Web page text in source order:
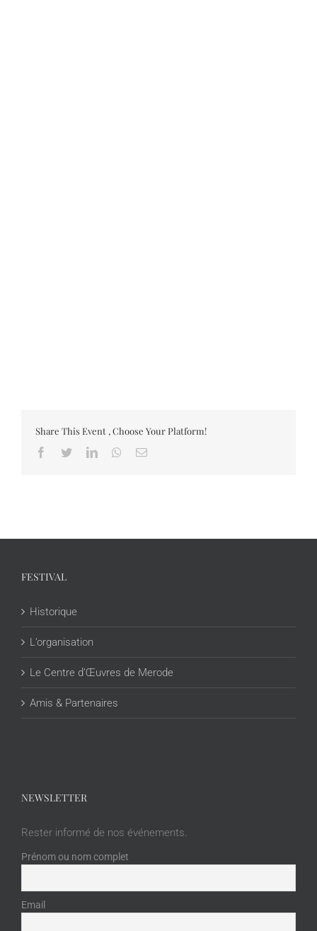
Share This Event , Choose Your Platform!
Facebook
TwitterLinkedInWhatsapp
Email
FESTIVAL
Historique
L’organisation
Le Centre d’Œuvres de Merode
Amis & Partenaires
NEWSLETTER
Rester informé de nos événements.
Prénom ou nom complet
Email